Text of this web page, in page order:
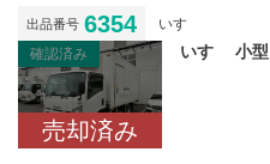
出品番号 6354
いすゞ
確認済み
売却済み
いすゞ 小